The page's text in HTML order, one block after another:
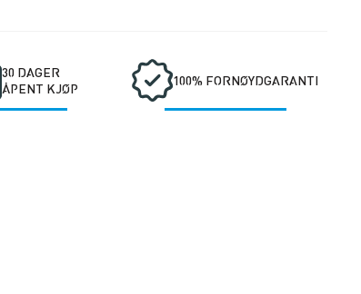
30 DAGER
ÅPENT KJØP
100% FORNØYDGARANTI